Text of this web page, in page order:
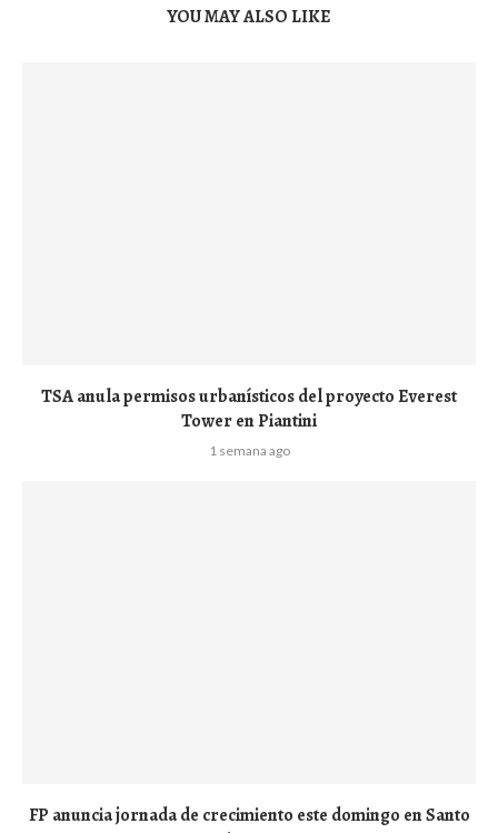
YOU MAY ALSO LIKE
TSA anula permisos urbanísticos del proyecto Everest
Tower en Piantini
1 semana ago
FP anuncia jornada de crecimiento este domingo en Santo